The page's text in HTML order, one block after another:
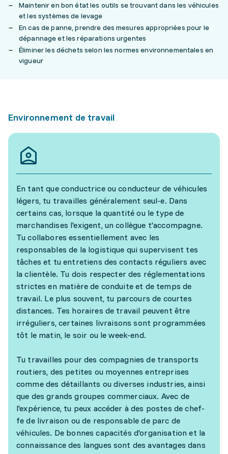
Maintenir en bon état les outils se trouvant dans les véhicules
et les systèmes de levage
En cas de panne, prendre des mesures appropriées pour le
dépannage et les réparations urgentes
Éliminer les déchets selon les normes environnementales en
vigueur
Environnement de travail
En tant que conductrice ou conducteur de véhicules
légers, tu travailles généralement seul-e. Dans
certains cas, lorsque la quantité ou le type de
marchandises l'exigent, un collègue t'accompagne.
Tu collabores essentiellement avec les
responsables de la logistique qui supervisent tes
tâches et tu entretiens des contacts réguliers avec
la clientèle. Tu dois respecter des réglementations
strictes en matière de conduite et de temps de
travail. Le plus souvent, tu parcours de courtes
distances. Tes horaires de travail peuvent être
irréguliers, certaines livraisons sont programmées
tôt le matin, le soir ou le week-end.
Tu travailles pour des compagnies de transports
routiers, des petites ou moyennes entreprises
comme des détaillants ou diverses industries, ainsi
que des grands groupes commerciaux. Avec de
l'expérience, tu peux accéder à des postes de chef-
fe de livraison ou de responsable de parc de
véhicules. De bonnes capacités d'organisation et la
connaissance des langues sont des avantages dans